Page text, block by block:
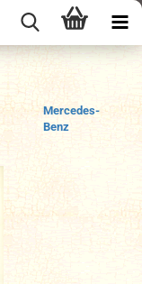
Mercedes-
Benz